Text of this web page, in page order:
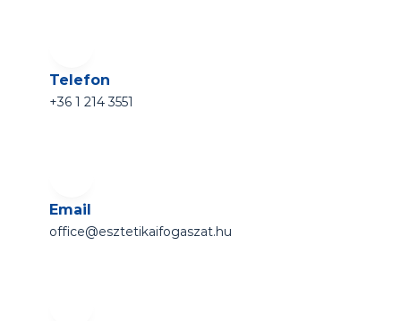
Telefon
+36 1 214 3551
Email
office@esztetikaifogaszat.hu